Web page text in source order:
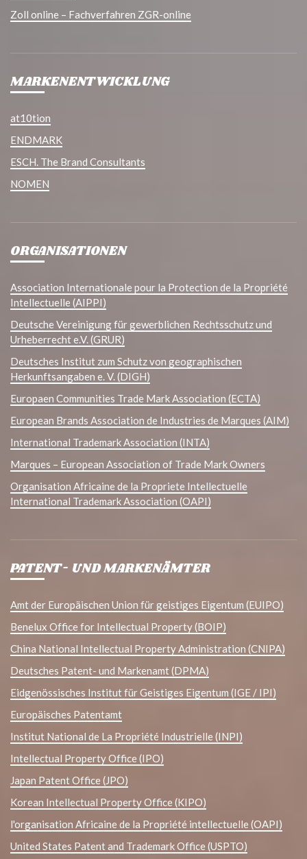
Zoll online – Fachverfahren ZGR-online
MARKENENTWICKLUNG
at10tion
ENDMARK
ESCH. The Brand Consultants
NOMEN
ORGANISATIONEN
Association Internationale pour la Protection de la Propriété
Intellectuelle (AIPPI)
Deutsche Vereinigung für gewerblichen Rechtsschutz und
Urheberrecht e.V. (GRUR)
Deutsches Institut zum Schutz von geographischen
Herkunftsangaben e. V. (DIGH)
Europaen Communities Trade Mark Association (ECTA)
European Brands Association de Industries de Marques (AIM)
International Trademark Association (INTA)
Marques – European Association of Trade Mark Owners
Organisation Africaine de la Propriete Intellectuelle
International Trademark Association (OAPI)
PATENT- UND MARKENÄMTER
Amt der Europäischen Union für geistiges Eigentum (EUIPO)
Benelux Office for Intellectual Property (BOIP)
China National Intellectual Property Administration (CNIPA)
Deutsches Patent- und Markenamt (DPMA)
Eidgenössisches Institut für Geistiges Eigentum (IGE / IPI)
Europäisches Patentamt
Institut National de La Propriété Industrielle (INPI)
Intellectual Property Office (IPO)
Japan Patent Office (JPO)
Korean Intellectual Property Office (KIPO)
l'organisation Africaine de la Propriété intellectuelle (OAPI)
United States Patent and Trademark Office (USPTO)